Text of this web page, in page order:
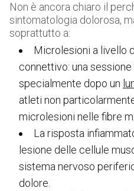
Non è ancora chiaro il
sintomatologia dolorosa,
soprattutto a:
Microlesioni a livello
connettivo: una
specialmente dopo un
atleti non
microlesioni nelle fibre
La risposta
lesione delle cellule
sistema nervoso
dolore.